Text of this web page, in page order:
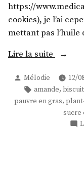
https://
cookies), je l’ai
mettant pas l’huile
Lire la suite « Des
de
sucre
Publié
par
Mélodie 12/
Étiquettes :
amande, biscuit
pauvre en gras,
sucre